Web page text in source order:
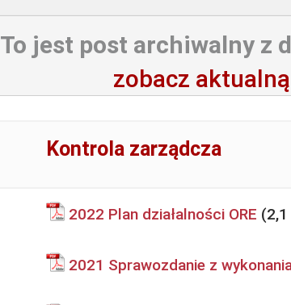
To jest post archiwalny z
zobacz
Kontrola zarządcza
2022 Plan działalności ORE
2021 Sprawozdanie z